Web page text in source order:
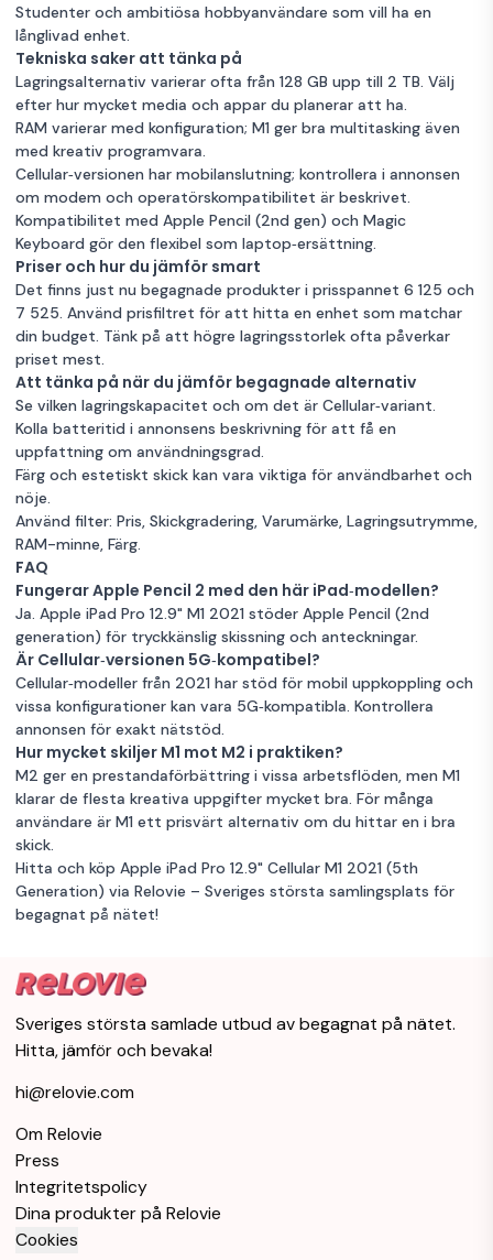
Studenter och ambitiösa hobbyanvändare som vill ha en
långlivad enhet.
Tekniska saker att tänka på
Lagringsalternativ varierar ofta från 128 GB upp till 2 TB. Välj
efter hur mycket media och appar du planerar att ha.
RAM varierar med konfiguration; M1 ger bra multitasking även
med kreativ programvara.
Cellular‑versionen har mobilanslutning; kontrollera i annonsen
om modem och operatörskompatibilitet är beskrivet.
Kompatibilitet med Apple Pencil (2nd gen) och Magic
Keyboard gör den flexibel som laptop‑ersättning.
Priser och hur du jämför smart
Det finns just nu begagnade produkter i prisspannet 6 125 och
7 525. Använd prisfiltret för att hitta en enhet som matchar
din budget. Tänk på att högre lagringsstorlek ofta påverkar
priset mest.
Att tänka på när du jämför begagnade alternativ
Se vilken lagringskapacitet och om det är Cellular‑variant.
Kolla batteritid i annonsens beskrivning för att få en
uppfattning om användningsgrad.
Färg och estetiskt skick kan vara viktiga för användbarhet och
nöje.
Använd filter: Pris, Skickgradering, Varumärke, Lagringsutrymme,
RAM-minne, Färg.
FAQ
Fungerar Apple Pencil 2 med den här iPad‑modellen?
Ja. Apple iPad Pro 12.9" M1 2021 stöder Apple Pencil (2nd
generation) för tryckkänslig skissning och anteckningar.
Är Cellular‑versionen 5G‑kompatibel?
Cellular‑modeller från 2021 har stöd för mobil uppkoppling och
vissa konfigurationer kan vara 5G‑kompatibla. Kontrollera
annonsen för exakt nätstöd.
Hur mycket skiljer M1 mot M2 i praktiken?
M2 ger en prestandaförbättring i vissa arbetsflöden, men M1
klarar de flesta kreativa uppgifter mycket bra. För många
användare är M1 ett prisvärt alternativ om du hittar en i bra
skick.
Hitta och köp Apple iPad Pro 12.9" Cellular M1 2021 (5th
Generation) via Relovie – Sveriges största samlingsplats för
begagnat på nätet!
Sveriges största samlade utbud av begagnat på nätet.
Hitta, jämför och bevaka!
hi@relovie.com
Om Relovie
Press
Integritetspolicy
Dina produkter på Relovie
Cookies